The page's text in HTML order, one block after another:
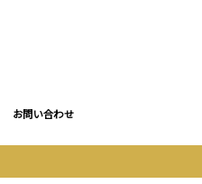
お問い合わせ